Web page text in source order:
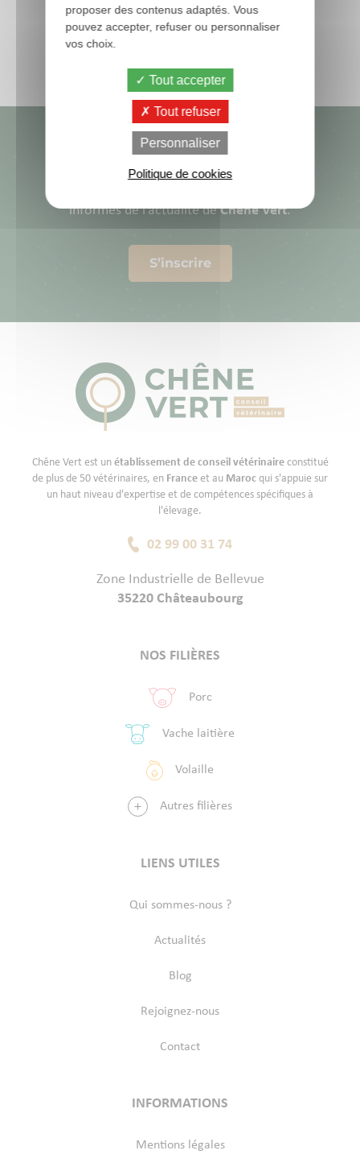
Toutes les actus
Lettre d’information
informés de l’actualité deChêne Vert.
S’inscrire
Chêne Vert est un établissement de conseil vétérinaireconstitué
de plus de 50 vétérinaires, en France et au Maroc qui s'appuie sur
un haut niveau d'expertise et de compétences spécifiques à
l'élevage.
02 99 00 31 74
Zone Industrielle de Bellevue
35220 Châteaubourg
NOS FILIÈRES
Porc
Vache laitière
Volaille
Autres filières
LIENS UTILES
Qui sommes-nous ?
Actualités
Blog
Rejoignez-nous
Contact
INFORMATIONS
Mentions légales
proposer des contenus adaptés. Vous
pouvez accepter, refuser ou personnaliser
vos choix.
Tout accepter
Tout refuser
Personnaliser
Politique de cookies